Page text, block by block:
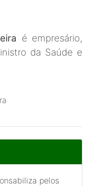
é empresário,
da Saúde e
pelos